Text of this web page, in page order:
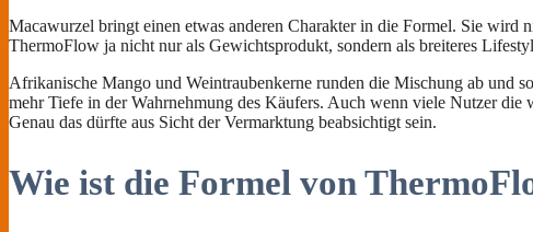
Macawurzel bringt einen etwas anderen Charakter in die Formel. Sie
ThermoFlow ja nicht nur als Gewichtsprodukt, sondern als breiteres
Afrikanische Mango und Weintraubenkerne runden die Mischung ab und
mehr Tiefe in der Wahrnehmung des Käufers. Auch wenn viele Nutzer
Genau das dürfte aus Sicht der Vermarktung beabsichtigt sein.
Wie ist die Formel von